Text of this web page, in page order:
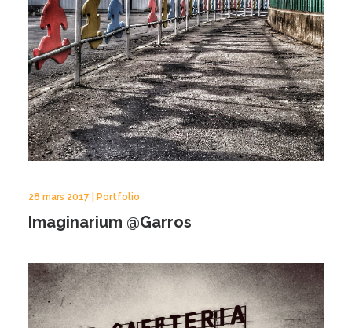
28 mars 2017 | Portfolio
Imaginarium @Garros